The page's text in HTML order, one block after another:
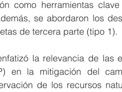
como herramientas
se abordaron los
de tercera parte (tipo 1).
la relevancia de las
en la mitigación del
de los recursos